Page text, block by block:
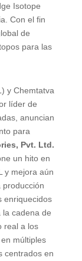
Isotope
Con el fin
de
para las
y Chemtatva
líder de
anuncian
para
Pvt. Ltd.
un hito en
y mejora aún
producción
enriquecidos
la cadena de
real a los
múltiples
centrados en